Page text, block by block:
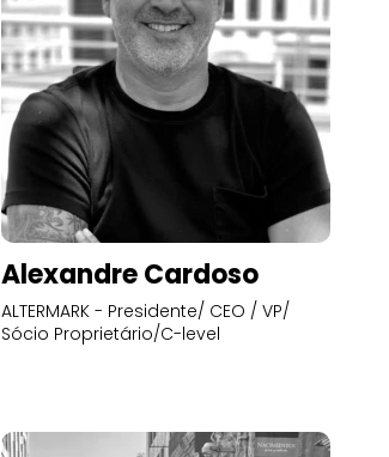
Alexandre Cardoso
ALTERMARK - Presidente/ CEO / VP/
Sócio Proprietário/C-level